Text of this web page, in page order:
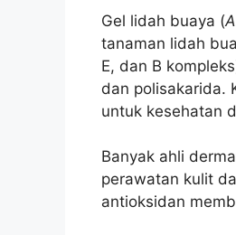
Gel lidah buaya (
tanaman lidah
E, dan B
dan polisakarida.
untuk kesehatan
Banyak ahli
perawatan kulit
antioksidan